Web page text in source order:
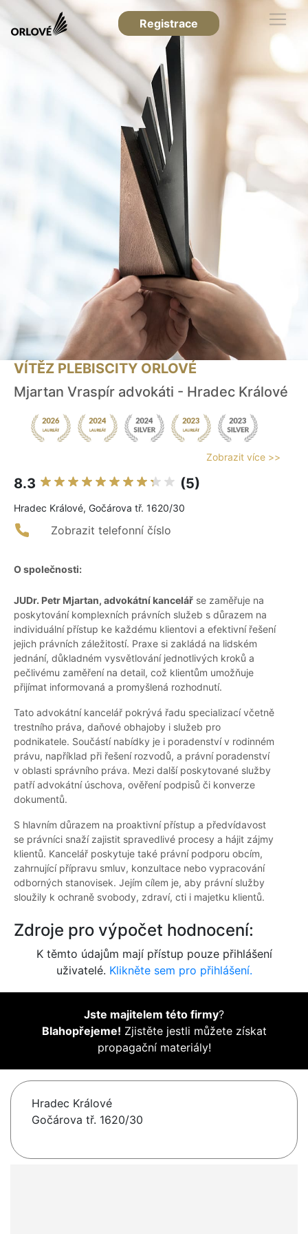
Registrace
VÍTĚZ PLEBISCITY ORLOVÉ
Mjartan Vraspír advokáti - Hradec Králové
Zobrazit více >>
8.3 (5)
Hradec Králové, Gočárova tř. 1620/30
Zobrazit telefonní číslo
O společnosti:
JUDr. Petr Mjartan, advokátní kancelář se zaměřuje na
poskytování komplexních právních služeb s důrazem na
individuální přístup ke každému klientovi a efektivní řešení
jejich právních záležitostí. Praxe si zakládá na lidském
jednání, důkladném vysvětlování jednotlivých kroků a
pečlivému zaměření na detail, což klientům umožňuje
přijímat informovaná a promyšlená rozhodnutí.
Tato advokátní kancelář pokrývá řadu specializací včetně
trestního práva, daňové obhajoby i služeb pro
podnikatele. Součástí nabídky je i poradenství v rodinném
právu, například při řešení rozvodů, a právní poradenství
v oblasti správního práva. Mezi další poskytované služby
patří advokátní úschova, ověření podpisů či konverze
dokumentů.
S hlavním důrazem na proaktivní přístup a předvídavost
se právníci snaží zajistit spravedlivé procesy a hájit zájmy
klientů. Kancelář poskytuje také právní podporu obcím,
zahrnující přípravu smluv, konzultace nebo vypracování
odborných stanovisek. Jejím cílem je, aby právní služby
sloužily k ochraně svobody, zdraví, cti i majetku klientů.
Zdroje pro výpočet hodnocení:
K těmto údajům mají přístup pouze přihlášení
uživatelé. Klikněte sem pro přihlášení.
Jste majitelem této firmy?
Blahopřejeme! Zjistěte jestli můžete získat
propagační materiály!
Hradec Králové
Gočárova tř. 1620/30